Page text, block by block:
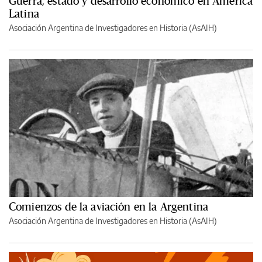
Latina
Asociación Argentina de Investigadores en Historia (AsAIH)
Comienzos de la aviación en la Argentina
Asociación Argentina de Investigadores en Historia (AsAIH)